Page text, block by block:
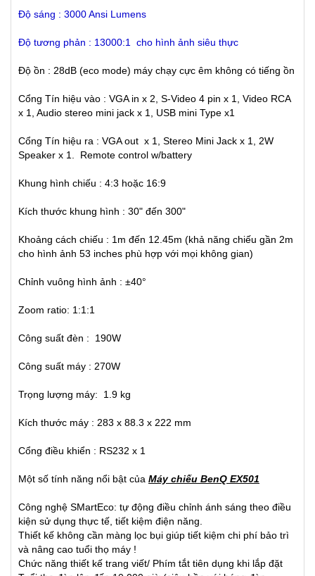
Độ sáng : 3000 Ansi Lumens
Độ tương phản : 13000:1 cho hình ảnh siêu thực
Độ ồn : 28dB (eco mode) máy chạy cực êm không có tiếng ồn
Cổng Tín hiệu vào : VGA in x 2, S-Video 4 pin x 1, Video RCA
x 1, Audio stereo mini jack x 1, USB mini Type x1
Cổng Tín hiệu ra : VGA out x 1, Stereo Mini Jack x 1, 2W
Speaker x 1. Remote control w/battery
Khung hình chiếu : 4:3 hoặc 16:9
Kích thước khung hình : 30" đến 300"
Khoảng cách chiếu : 1m đến 12.45m (khả năng chiếu gần 2m
cho hình ảnh 53 inches phù hợp với mọi không gian)
Chỉnh vuông hình ảnh : ±40°
Zoom ratio: 1:1:1
Công suất đèn : 190W
Công suất máy : 270W
Trọng lượng máy: 1.9 kg
Kích thước máy : 283 x 88.3 x 222 mm
Cổng điều khiển : RS232 x 1
Một số tính năng nổi bật của Máy chiếu BenQ EX501
Công nghệ SMartEco: tự động điều chỉnh ánh sáng theo điều
kiện sử dụng thực tế, tiết kiệm điện năng.
Thiết kế không cần màng lọc bụi giúp tiết kiệm chi phí bảo trì
và nâng cao tuổi thọ máy !
Chức năng thiết kế trang viết/ Phím tắt tiên dụng khi lắp đặt